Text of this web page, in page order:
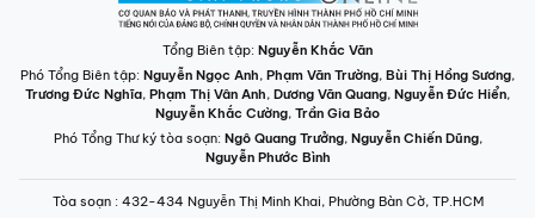
Tổng Biên tập: Nguyễn Khắc Văn
Phó Tổng Biên tập: Nguyễn Ngọc Anh, Phạm Văn Trường, Bùi Thị Hồng Sương,
Trương Đức Nghĩa, Phạm Thị Vân Anh, Dương Văn Quang, Nguyễn Đức Hiển,
Nguyễn Khắc Cường, Trần Gia Bảo
Phó Tổng Thư ký tòa soạn: Ngô Quang Trưởng, Nguyễn Chiến Dũng,
Nguyễn Phước Bình
Tòa soạn : 432-434 Nguyễn Thị Minh Khai, Phường Bàn Cờ, TP.HCM